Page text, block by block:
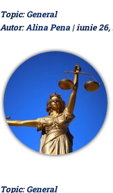
Topic:General
Autor:Alina Pena | iunie 26,
Topic:General